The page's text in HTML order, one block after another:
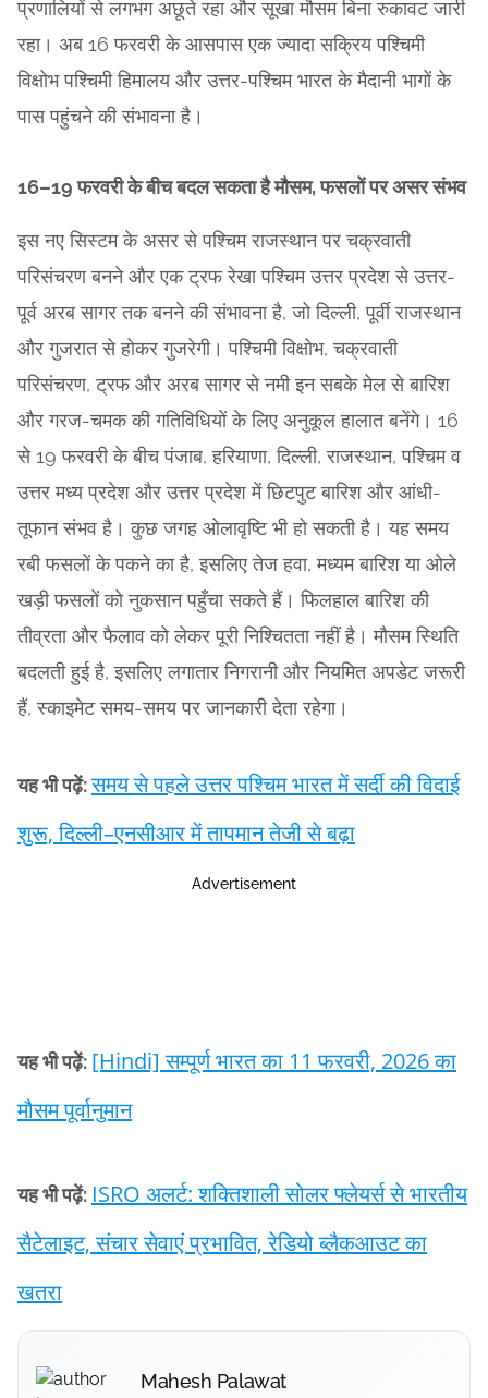
प्रणालियों से लगभग अछूते रहा और सूखा मौसम बिना रुकावट जारी
रहा। अब 16 फरवरी के आसपास एक ज्यादा सक्रिय पश्चिमी
विक्षोभ पश्चिमी हिमालय और उत्तर-पश्चिम भारत के मैदानी भागों के
पास पहुंचने की संभावना है।
16–19 फरवरी के बीच बदल सकता है मौसम, फसलों पर असर संभव
इस नए सिस्टम के असर से पश्चिम राजस्थान पर चक्रवाती
परिसंचरण बनने और एक ट्रफ रेखा पश्चिम उत्तर प्रदेश से उत्तर-
पूर्व अरब सागर तक बनने की संभावना है, जो दिल्ली, पूर्वी राजस्थान
और गुजरात से होकर गुजरेगी। पश्चिमी विक्षोभ, चक्रवाती
परिसंचरण, ट्रफ और अरब सागर से नमी इन सबके मेल से बारिश
और गरज-चमक की गतिविधियों के लिए अनुकूल हालात बनेंगे। 16
से 19 फरवरी के बीच पंजाब, हरियाणा, दिल्ली, राजस्थान, पश्चिम व
उत्तर मध्य प्रदेश और उत्तर प्रदेश में छिटपुट बारिश और आंधी-
तूफान संभव है। कुछ जगह ओलावृष्टि भी हो सकती है। यह समय
रबी फसलों के पकने का है, इसलिए तेज हवा, मध्यम बारिश या ओले
खड़ी फसलों को नुकसान पहुँचा सकते हैं। फिलहाल बारिश की
तीव्रता और फैलाव को लेकर पूरी निश्चितता नहीं है। मौसम स्थिति
बदलती हुई है, इसलिए लगातार निगरानी और नियमित अपडेट जरूरी
हैं, स्काइमेट समय-समय पर जानकारी देता रहेगा।
यह भी पढ़ें:समय से पहले उत्तर पश्चिम भारत में सर्दी की विदाई
शुरू, दिल्ली–एनसीआर में तापमान तेजी से बढ़ा
Advertisement
यह भी पढ़ें: [Hindi] सम्पूर्ण भारत का 11 फरवरी, 2026 का
मौसम पूर्वानुमान
यह भी पढ़ें: ISRO अलर्ट: शक्तिशाली सोलर फ्लेयर्स से भारतीय
सैटेलाइट, संचार सेवाएं प्रभावित, रेडियो ब्लैकआउट का
खतरा
Mahesh Palawat